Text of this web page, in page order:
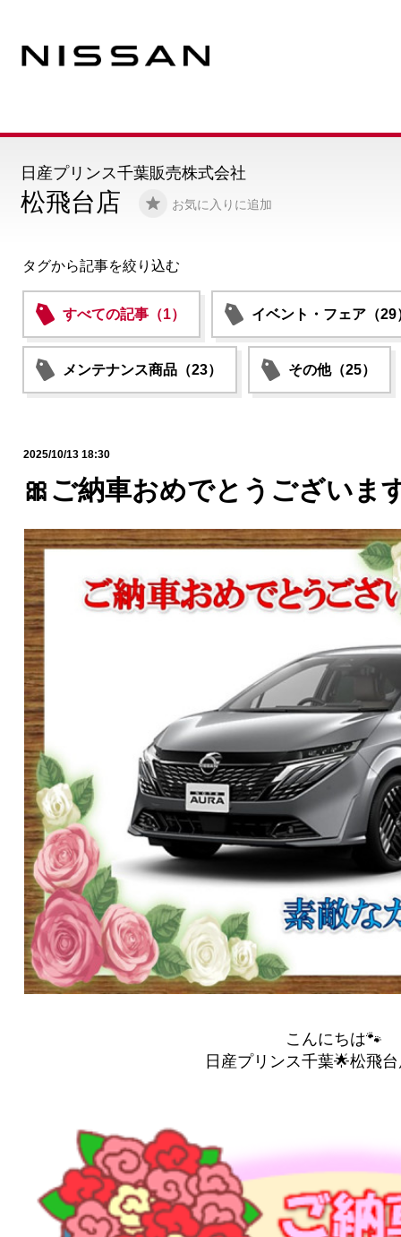
松飛台店 お気に入りに追加
日産プリンス千葉販売株式会社
タグから記事を絞り込む
すべての記事（1） イベント・フェア（29
メンテナンス商品（23） その他（25）
2025/10/13 18:30
🎀ご納車おめでとうございま
こんにちは🐾
日産プリンス千葉🌟松飛